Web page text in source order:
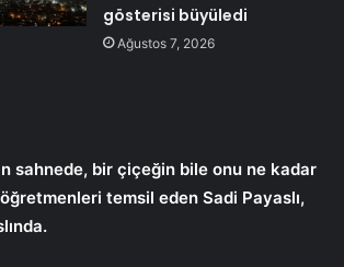
gösterisi büyüledi
Ağustos 7, 2026
sahnede, bir çiçeğin bile onu ne kadar
temsil eden Sadi Payaslı,